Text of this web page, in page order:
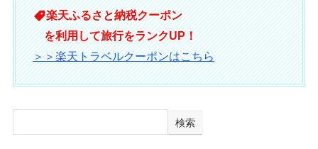
楽天ふるさと納税クーポン
を利用して旅行をランクUP！
＞＞楽天トラベルクーポンはこちら
検索